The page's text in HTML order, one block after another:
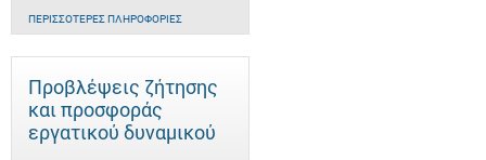
ΠΕΡΙΣΣΌΤΕΡΕΣ ΠΛΗΡΟΦΟΡΊΕΣ
Προβλέψεις ζήτησης
και προσφοράς
εργατικού δυναμικού